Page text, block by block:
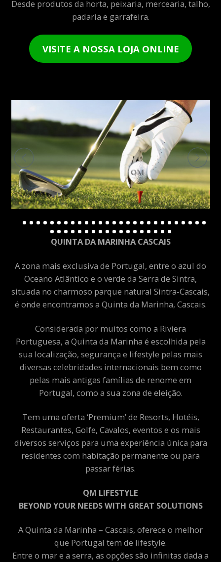
Desde produtos da horta, peixaria, mercearia, talho,
padaria e garrafeira.
VISITE A NOSSA LOJA ONLINE
QUINTA DA MARINHA CASCAIS
A zona mais exclusiva de Portugal, entre o azul do
Oceano Atlântico e o verde da Serra de Sintra,
situada no charmoso parque natural Sintra-Cascais,
é onde encontramos a Quinta da Marinha, Cascais.
Considerada por muitos como a Riviera
Portuguesa, a Quinta da Marinha é escolhida pela
sua localização, segurança e lifestyle pelas mais
diversas celebridades internacionais bem como
pelas mais antigas famílias de renome em
Portugal, como a sua zona de eleição.
Tem uma oferta ‘Premium’ de Resorts, Hotéis,
Restaurantes, Golfe, Cavalos, eventos e os mais
diversos serviços para uma experiência única para
residentes com habitação permanente ou para
passar férias.
QM LIFESTYLE
BEYOND YOUR NEEDS WITH GREAT SOLUTIONS
A Quinta da Marinha – Cascais, oferece o melhor
que Portugal tem de lifestyle.
Entre o mar e a serra, as opções são infinitas dada a